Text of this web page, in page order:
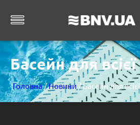
Басейн для
Головна/Новини / Басейн для